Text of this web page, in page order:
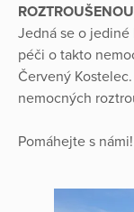
Jedná se o
péči o takto
Červený
nemocných
Pomáhejte s